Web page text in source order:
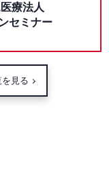
療法人
セミナー
見る